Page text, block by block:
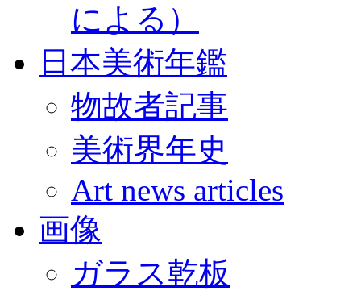
による）
日本美術年鑑
物故者記事
美術界年史
Art news articles
画像
ガラス乾板